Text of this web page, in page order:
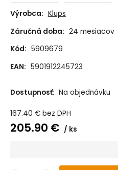
Komoda, grafit-
dub
Komoda LITTLE
DALIA
antracitovo-
dubová
Komoda do
Klups Blanka
Výrobca: Klups
Záručná doba: 24 mesiacov
Kód: 5909679
EAN: 5901912245723
Dostupnosť: Na objednávku
167.40 € bez DPH
205.90 € ks